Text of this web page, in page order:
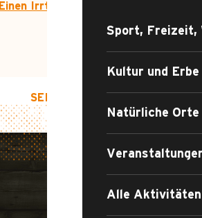
Sport, Freizeit,
Kultur und Erbe
Natürliche Orte
Alle
Einen Irrtum angeben
SEITENANFANG